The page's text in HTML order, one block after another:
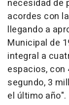
necesidad de
acordes con
llegando a
Municipal de
integral a
espacios, con
segundo, 3
el último año".